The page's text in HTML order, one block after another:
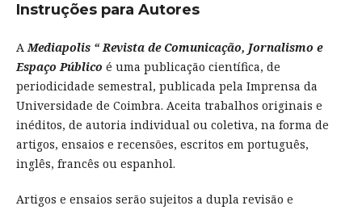
Instruções para Autores
AMediapolis “ Revista de Comunicação, Jornalismo e
Espaço Público é uma publicação científica, de
periodicidade semestral, publicada pela Imprensa da
Universidade de Coimbra. Aceita trabalhos originais e
inéditos, de autoria individual ou coletiva, na forma de
artigos, ensaios e recensões, escritos em português,
inglês, francês ou espanhol.
Artigos e ensaios serão sujeitos a dupla revisão e